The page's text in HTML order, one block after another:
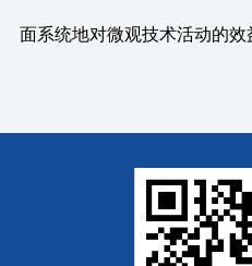
面系统地对微观技术活动的效